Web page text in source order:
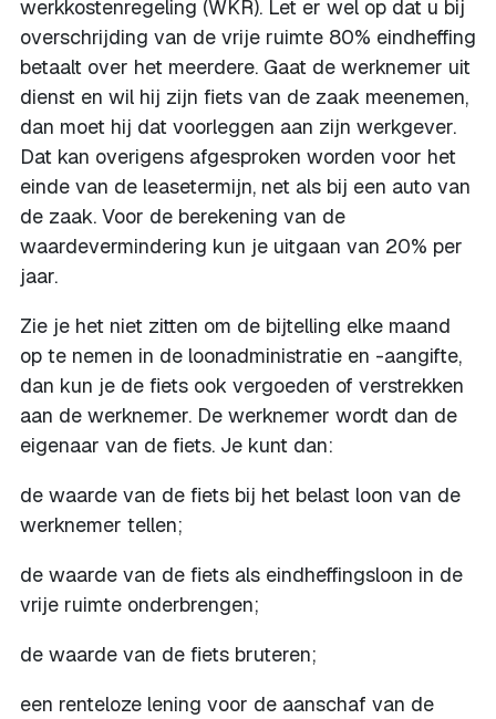
werkkostenregeling (WKR). Let er wel op dat u bij
overschrijding van de vrije ruimte 80% eindheffing
betaalt over het meerdere. Gaat de werknemer uit
dienst en wil hij zijn fiets van de zaak meenemen,
dan moet hij dat voorleggen aan zijn werkgever.
Dat kan overigens afgesproken worden voor het
einde van de leasetermijn, net als bij een auto van
de zaak. Voor de berekening van de
waardevermindering kun je uitgaan van 20% per
jaar.
Zie je het niet zitten om de bijtelling elke maand
op te nemen in de loonadministratie en -aangifte,
dan kun je de fiets ook vergoeden of verstrekken
aan de werknemer. De werknemer wordt dan de
eigenaar van de fiets. Je kunt dan:
de waarde van de fiets bij het belast loon van de
werknemer tellen;
de waarde van de fiets als eindheffingsloon in de
vrije ruimte onderbrengen;
de waarde van de fiets bruteren;
een renteloze lening voor de aanschaf van de